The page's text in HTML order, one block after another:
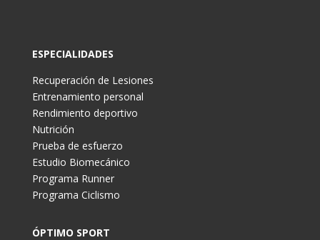
ESPECIALIDADES
Recuperación de Lesiones
Entrenamiento personal
Rendimiento deportivo
Nutrición
Prueba de esfuerzo
Estudio Biomecánico
Programa Runner
Programa Ciclismo
ÓPTIMO SPORT